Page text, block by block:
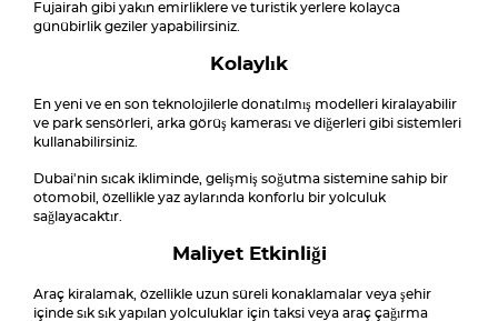
Fujairah gibi yakın emirliklere ve turistik yerlere kolayca
günübirlik geziler yapabilirsiniz.
Kolaylık
En yeni ve en son teknolojilerle donatılmış modelleri kiralayabilir
ve park sensörleri, arka görüş kamerası ve diğerleri gibi sistemleri
kullanabilirsiniz.
Dubai'nin sıcak ikliminde, gelişmiş soğutma sistemine sahip bir
otomobil, özellikle yaz aylarında konforlu bir yolculuk
sağlayacaktır.
Maliyet Etkinliği
Araç kiralamak, özellikle uzun süreli konaklamalar veya şehir
içinde sık sık yapılan yolculuklar için taksi veya araç çağırma